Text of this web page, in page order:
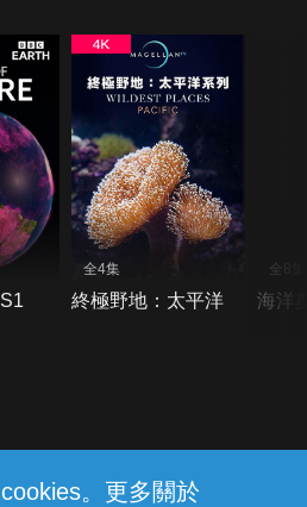
。更多關於
全4集
終極野地：太平洋
全8集
海洋